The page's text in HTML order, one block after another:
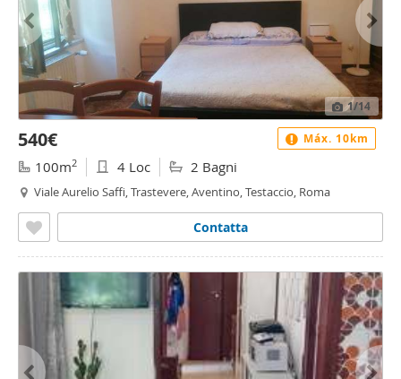
1/14
540€
100m2 4 Loc 2 Bagni
Viale Aurelio Saffi, Trastevere, Aventino, Testaccio, Roma
Contatta
Máx. 10km